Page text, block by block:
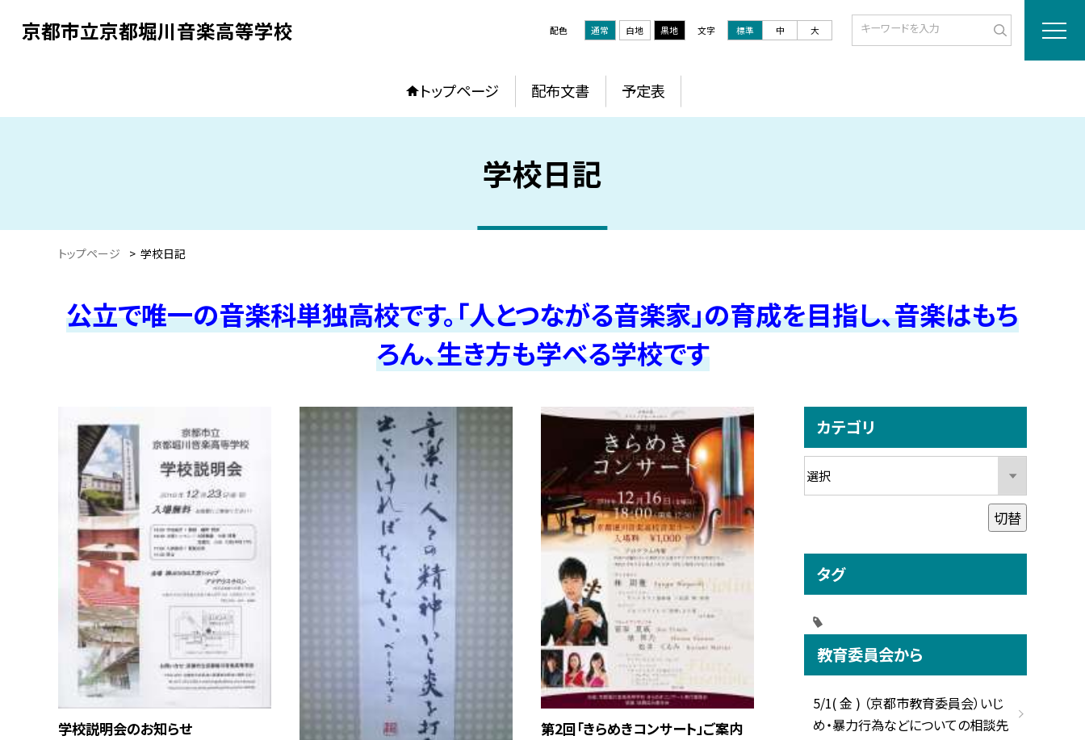
京都市立京都堀川音楽高等学校 配色 通常 白地 黒地 文字 標準 中 大
トップページ 配布文書 予定表
学校日記
トップページ > 学校日記
公立で唯一の音楽科単独高校です。「人とつながる音楽家」の育成を目指し、音楽はもち
ろん、生き方も学べる学校です
学校説明会のお知らせ 第2回「きらめきコンサート」ご案内
カテゴリ
切替
タグ
教育委員会から
5/1( 金 ) （京都市教育委員会）いじ
め・暴力行為などについての相談先